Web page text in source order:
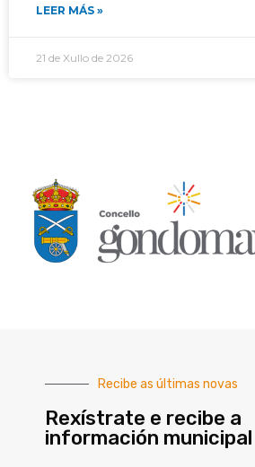
LEER MÁS »
21 de Xullo de 2026
Recibe as últimas novas
Rexístrate e recibe a
información municipal